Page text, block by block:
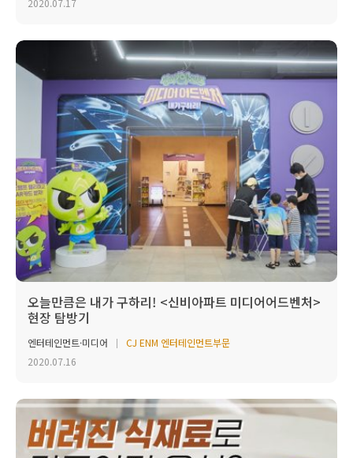
오늘만큼은 내가 구하리! <신비아파트 미디어어드벤처>
현장 탐방기
엔터테인먼트·미디어
CJ ENM 엔터테인먼트부문
2020.07.16